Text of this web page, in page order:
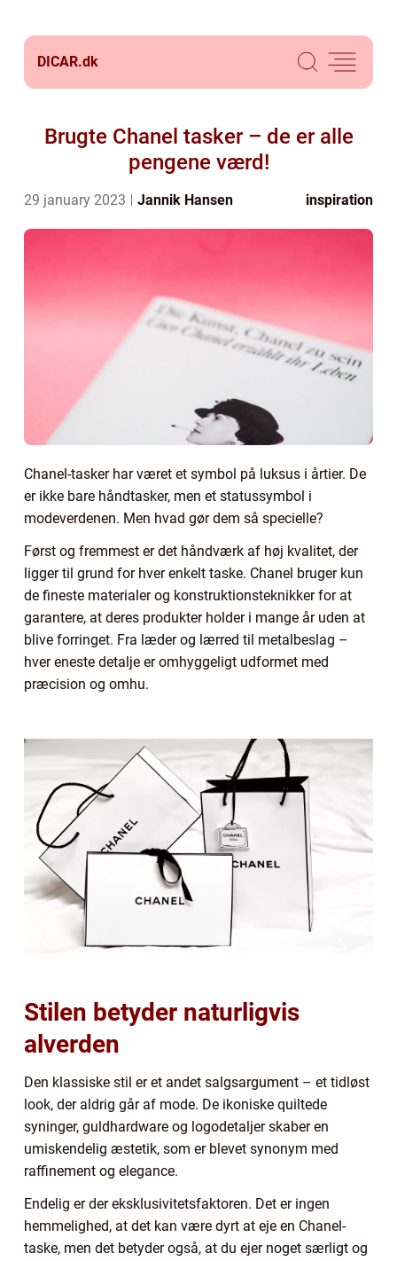
DICAR.dk
Brugte Chanel tasker – de er alle
pengene værd!
29 january 2023 Jannik Hansen inspiration
Chanel-tasker har været et symbol på luksus i årtier. De
er ikke bare håndtasker, men et statussymbol i
modeverdenen. Men hvad gør dem så specielle?
Først og fremmest er det håndværk af høj kvalitet, der
ligger til grund for hver enkelt taske. Chanel bruger kun
de fineste materialer og konstruktionsteknikker for at
garantere, at deres produkter holder i mange år uden at
blive forringet. Fra læder og lærred til metalbeslag –
hver eneste detalje er omhyggeligt udformet med
præcision og omhu.
Stilen betyder naturligvis
alverden
Den klassiske stil er et andet salgsargument – et tidløst
look, der aldrig går af mode. De ikoniske quiltede
syninger, guldhardware og logodetaljer skaber en
umiskendelig æstetik, som er blevet synonym med
raffinement og elegance.
Endelig er der eksklusivitetsfaktoren. Det er ingen
hemmelighed, at det kan være dyrt at eje en Chanel-
taske, men det betyder også, at du ejer noget særligt og